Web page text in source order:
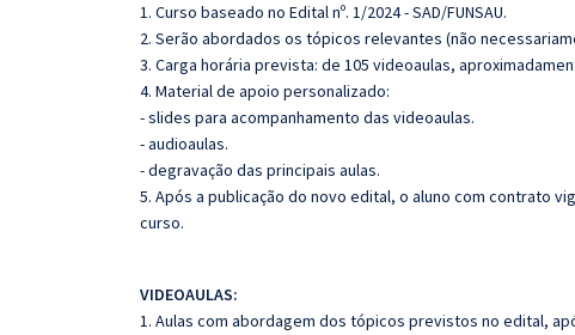
1. Curso baseado no Edital nº. 1/2024 - SAD/FUNSAU.
2. Serão abordados os tópicos relevantes (não
3. Carga horária prevista: de 105 videoaulas,
4. Material de apoio personalizado:
- slides para acompanhamento das videoaulas.
- audioaulas.
- degravação das principais aulas.
5. Após a publicação do novo edital, o aluno com contrato
curso.
VIDEOAULAS:
1. Aulas com abordagem dos tópicos previstos no edital,